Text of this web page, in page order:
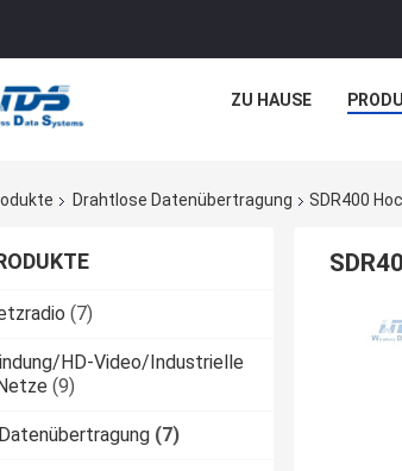
ZU HAUSE
Drahtlose Datenübertragung SDR400
(7)
HD-Video/Industrielle
(9)
(7)